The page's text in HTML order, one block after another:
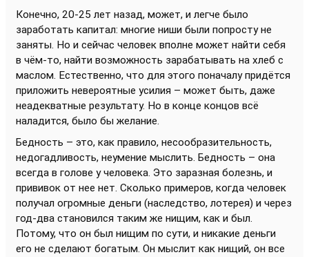
Конечно, 20-25 лет назад, может, и легче было
заработать капитал: многие ниши были попросту не
заняты. Но и сейчас человек вполне может найти себя
в чём-то, найти возможность зарабатывать на хлеб с
маслом. Естественно, что для этого поначалу придётся
приложить невероятные усилия – может быть, даже
неадекватные результату. Но в конце концов всё
наладится, было бы желание.
Бедность – это, как правило, несообразительность,
недогадливость, неумение мыслить. Бедность – она
всегда в голове у человека. Это заразная болезнь, и
прививок от нее нет. Сколько примеров, когда человек
получал огромные деньги (наследство, лотерея) и через
год-два становился таким же нищим, как и был.
Потому, что он был нищим по сути, и никакие деньги
его не сделают богатым. Он мыслит как нищий, он все